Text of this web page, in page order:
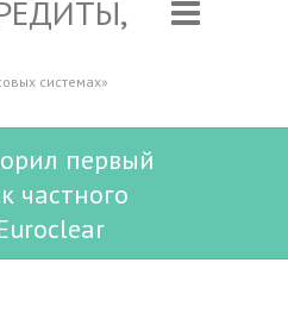
системах»
первый
частного